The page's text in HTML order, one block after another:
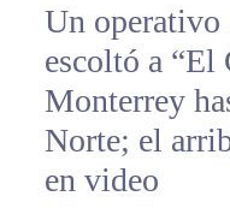
Un operativo
escoltó a “El
Monterrey
Norte; el
en video